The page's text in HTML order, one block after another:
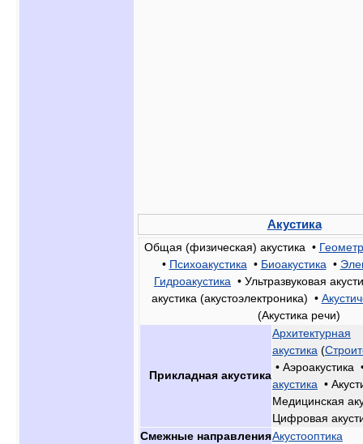
Акустика
Общая (физическая) акустика •
• Психоакустика • Биоакустика •
Гидроакустика • Ультразвуковая
акустика (акустоэлектроника) •
(Акустика речи)
Прикладная акустика
Архитектурная
акустика (
• Аэроакустика
акустика •
Медицинская
Цифровая
Смежные направленияАкустооптика